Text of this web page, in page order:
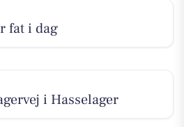
fat i dag
i Hasselager